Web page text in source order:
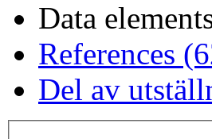
Data
References
Del av